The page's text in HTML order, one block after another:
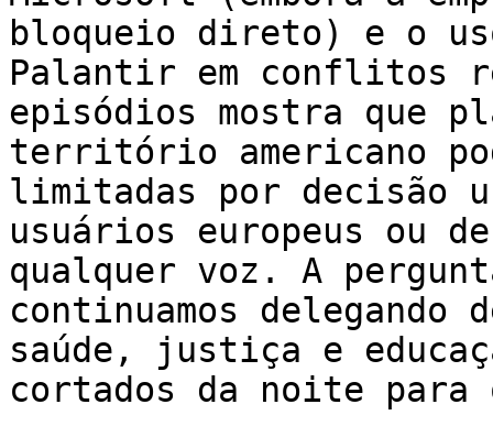
bloqueio direto) e o
Palantir em conflitos
episódios mostra que
território americano
limitadas por decisão
usuários europeus ou
qualquer voz. A
continuamos
saúde, justiça e
cortados da noite para